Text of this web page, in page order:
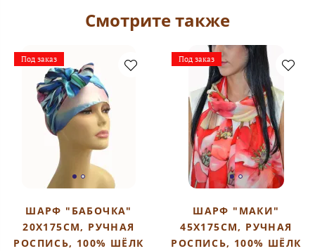
Смотрите также
Под заказ
ШАРФ "БАБОЧКА"
20Х175СМ, РУЧНАЯ
РОСПИСЬ, 100% ШЁЛК
Под заказ
ШАРФ "МАКИ"
45Х175СМ, РУЧНАЯ
РОСПИСЬ, 100% ШЁЛК